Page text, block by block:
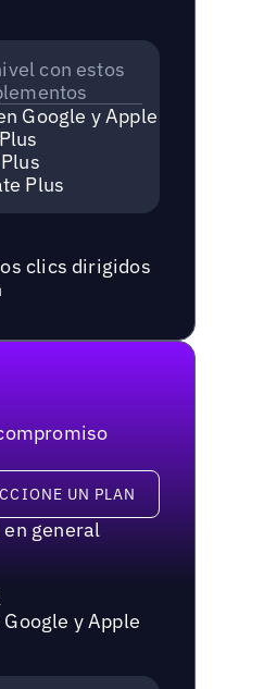
con estos
Google y Apple
Plus
clics dirigidos
UN PLAN
general
y Apple